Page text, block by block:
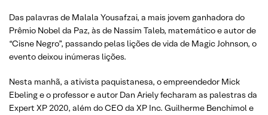
Das palavras de Malala Yousafzai, a mais jovem ganhadora do
Prêmio Nobel da Paz, às de Nassim Taleb, matemático e autor de
“Cisne Negro”, passando pelas lições de vida de Magic Johnson, o
evento deixou inúmeras lições.
Nesta manhã, a ativista paquistanesa, o empreendedor Mick
Ebeling e o professor e autor Dan Ariely fecharam as palestras da
Expert XP 2020, além do CEO da XP Inc. Guilherme Benchimol e